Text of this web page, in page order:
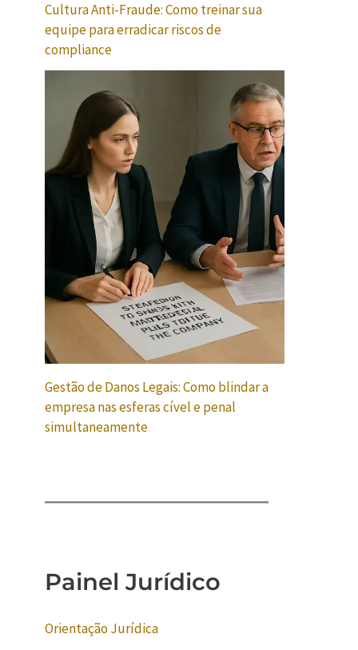
Cultura Anti-Fraude: Como treinar sua
equipe para erradicar riscos de
compliance
Gestão de Danos Legais: Como blindar a
empresa nas esferas cível e penal
simultaneamente
Painel Jurídico
Orientação Jurídica